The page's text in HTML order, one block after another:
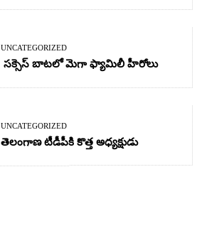
UNCATEGORIZED
సక్సెస్ బాటలో మెగా ఫ్యామిలీ హీరోలు
UNCATEGORIZED
తెలంగాణ టీడీపీకి కొత్త అధ్యక్షుడు